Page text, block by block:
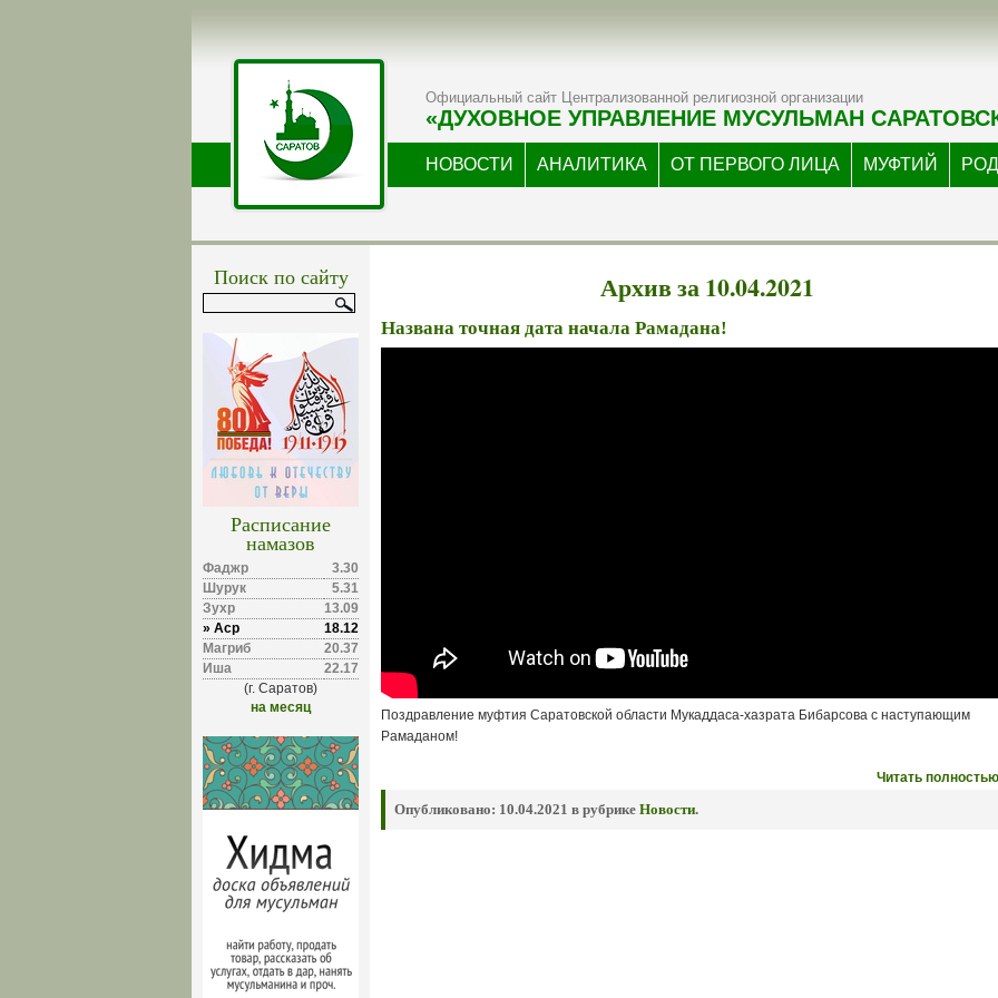
Официальный сайт Централизованной религиозной организации
«ДУХОВНОЕ УПРАВЛЕНИЕ МУСУЛЬМАН
НОВОСТИ АНАЛИТИКА ОТ ПЕРВОГО ЛИЦА МУФТИЙ
Поиск по сайту
Расписание
намазов
Фаджр
3.30
Шурук
5.31
Зухр
13.09
» Аср
18.12
Магриб
20.37
Иша
22.17
(г. Саратов)
на месяц
Архив за 10.04.2021
Названа точная дата начала Рамадана!
Поздравление муфтия Саратовской области Мукаддаса-хазрата Бибарсова с наступающим
Рамаданом!
Читать
Опубликовано: 10.04.2021 в рубрике Новости.